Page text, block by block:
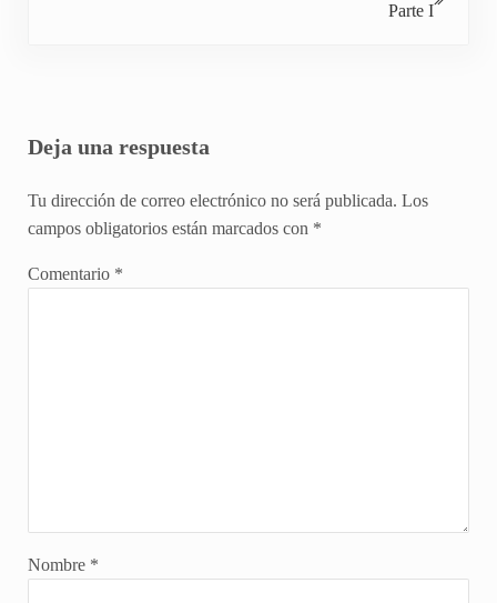
Parte I
Deja una respuesta
Tu dirección de correo electrónico no será publicada. Los
campos obligatorios están marcados con *
Comentario *
Nombre *